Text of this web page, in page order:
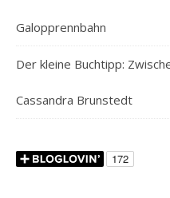
Galopprennbahn
Der kleine Buchtipp:
Cassandra Brunstedt